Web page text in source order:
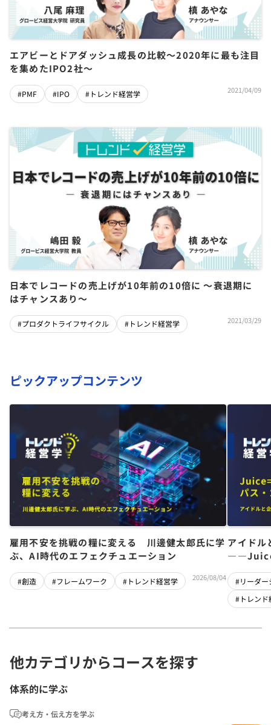
エアビーとドアダッシュ成長の比較～2020年に最も注目
を集めたIPO2社～
#PMF #IPO #トレンド経営学 2021/04/09
日本でレコードの売上げが10年前の10倍に 〜衰退期に
はチャンスあり〜
#プロダクトライフサイクル #トレンド経営学 2021/03/29
ピックアップコンテンツ
雇用不安を挑戦の糧に変える 川邊健太郎氏に学
ぶ、AI時代のエフェクチュエーション
#創造 #フレームワーク #トレンド経営学 2026/08/04
アイドル
チーム
#リーダー
#トレンド
他カテゴリからコースを探す
体系的に学ぶ
考え方・伝え方を学ぶ